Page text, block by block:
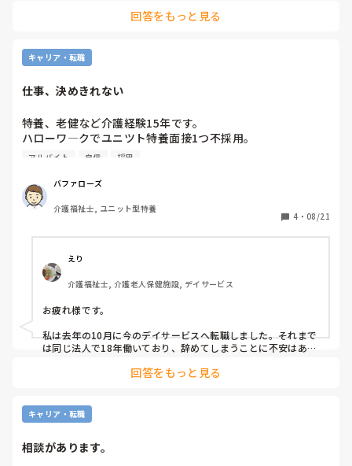
給料安いのでグルホは、どうしようかなつて感じですがまだ4
人を小馬鹿にしたり、ダメですね～。
そういう施設に、お礼なんていりません。
わざわざいりませんよ。
人手不足でどこも募集してますから、
強気で活動して下さい。
あと、見学の際は、スタッフの様子、態度など雰囲気とあわせ
回答をもっと見る
キャリア・転職
仕事、決めきれない
特養、老健など介護経験15年です。
ハローワ―クでユニツト特養面接1つ不採用。
前の職場、残業50時間で身体こわした。などとネガティブ発
接で話聞き、正社員採用でしたが、合わなさそうでお断りし
ました。
ネガティブ発言改め、ハローワークのスタッフから面接対策
クから正社員で、見学、面接受けます。
施設形態は、知ってますが、やりたい事がなく、数多く
色々、選んでしまい、決めきれません。
紹介会社使おうかなーとか色々考えてしまいます。
引越しもあり、そんなに面接ばかりも行ってられなくて、自
信がなくなってきています。
給料、通勤範囲、施設系　で選んでます。
食べる為に警備とか軽作業とかも見ています。
カイテクの施設は、応募する気ありません。
アルバイト 自信 採用
バファローズ
介護福祉士, ユニット型特養
4 ・ 08/21
えり
介護福祉士, 介護老人保健施設, デイサービス
お疲れ様です。
私は去年の10月に今のデイサービスへ転職しました。それまで
は同じ法人で18年働いており、辞めてしまうことに不安はあり
イゴジョブの紹介で入りました。希望を汲み取って探しくださ
してくださったり。面接のアドバイスなどもして下さります。
とても親身になって対応して下さいました。
ただやはりネガティブな発言はやめたほうがいいと言われまし
回答をもっと見る
キャリア・転職
相談があります。